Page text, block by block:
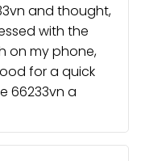
and thought,
with the
on my phone,
for a quick
66233vn a